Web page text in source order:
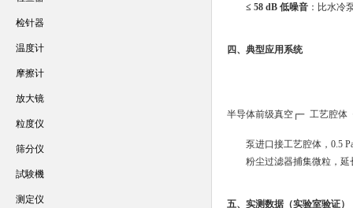
≤ 58 dB 低噪音：比水冷
四、典型应用系统
半导体前级真空┌─ 工艺腔
泵进口接工艺腔体，0.5
粉尘过滤器捕集微粒，延
五、实测数据（实验室验证）
检针器
温度计
摩擦计
放大镜
粒度仪
筛分仪
試験機
测定仪